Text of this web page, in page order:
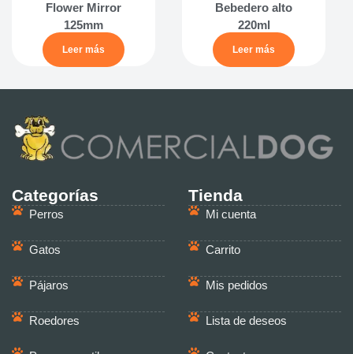
Flower Mirror
125mm
Leer más
Bebedero alto
220ml
Leer más
Categorías
Perros
Gatos
Pájaros
Roedores
Tienda
Mi cuenta
Carrito
Mis pedidos
Lista de deseos